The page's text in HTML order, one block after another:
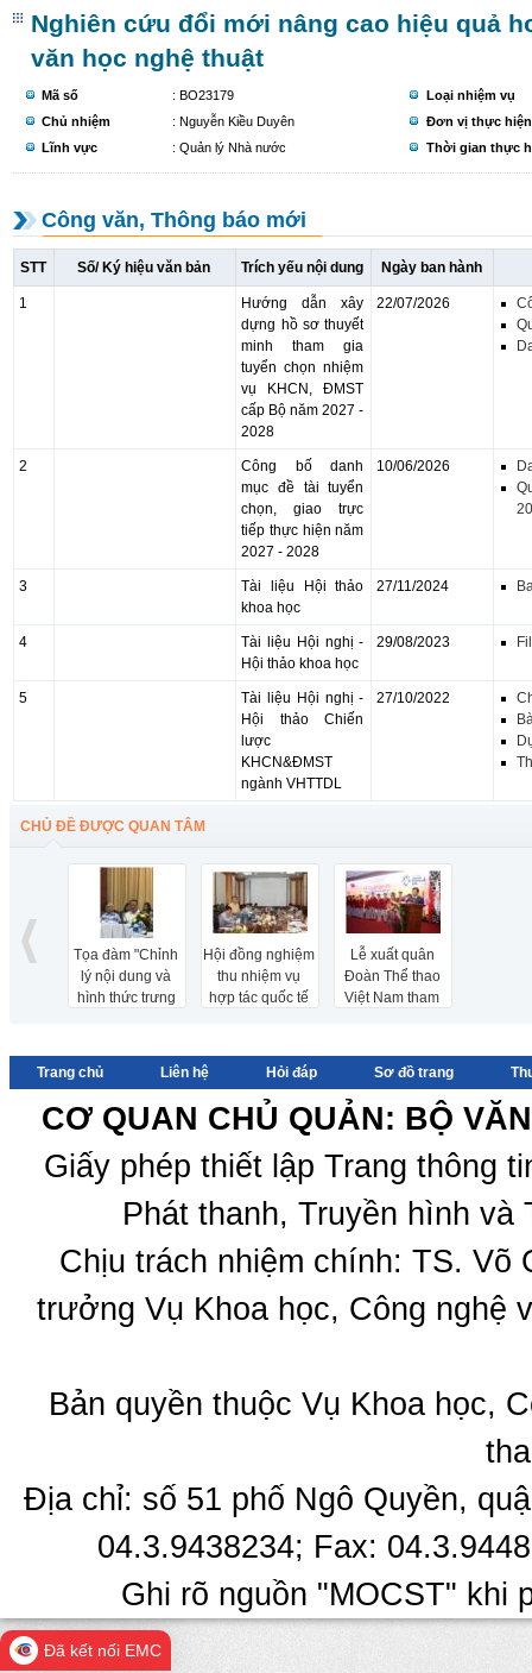
Nghiên cứu đổi mới nâng cao hiệu quả
văn học nghệ thuật
Mã số
: BO23179
Chủ nhiệm
: Nguyễn Kiều Duyên
Lĩnh vực
: Quản lý Nhà nước
Loại nhiệm vụ
Đơn vị thực hiện
Thời gian thực
Công văn, Thông báo mới
STT Số/ Ký hiệu văn bản Trích yếu nội dung Ngày ban hành
1
Hướng dẫn xây
dựng hồ sơ thuyết
minh tham gia
tuyển chọn nhiệm
vụ KHCN, ĐMST
cấp Bộ năm 2027 -
2028
22/07/2026
2
Công bố danh
mục đề tài tuyển
chọn, giao trực
tiếp thực hiện năm
2027 - 2028
10/06/2026
3
Tài liệu Hội thảo
khoa học
27/11/2024
4
Tài liệu Hội nghị -
Hội thảo khoa học
29/08/2023
5
Tài liệu Hội nghị -
Hội thảo Chiến
lược
KHCN&ĐMST
ngành VHTTDL
27/10/2022
CHỦ ĐỀ ĐƯỢC QUAN TÂM
Tọa đàm "Chỉnh
lý nội dung và
hình thức trưng
Bảo tàng Lịch sử
Hội đồng nghiệm
thu nhiệm vụ
hợp tác quốc tế
giữa Việt Nam và
Lào “Nghiên cứu
sự tương đồng,
dị biệt trong âm
nhạc dân gian
tộc người Thái,
Việt Nam và
Đông Bắc Lào”
Lễ xuất quân
Đoàn Thể thao
Việt Nam tham
Trang chủ Liên hệ Hỏi đáp Sơ đồ trang
CƠ QUAN CHỦ QUẢN: BỘ
Giấy phép thiết lập Trang thông
Phát thanh, Truyền hình
Chịu trách nhiệm chính: TS.
trưởng Vụ Khoa học, Công nghệ
Bản quyền thuộc Vụ Khoa học,
Địa chỉ: số 51 phố Ngô Quyền,
04.3.9438234; Fax:
Ghi rõ nguồn "MOCST" khi
Đã kết nối EMC